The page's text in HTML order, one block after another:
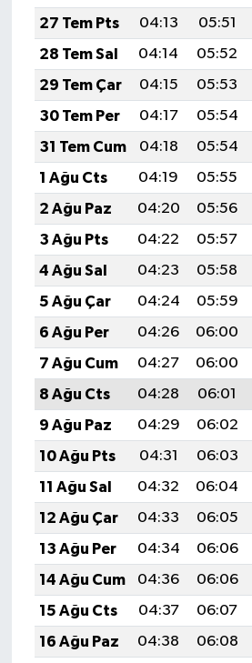
27 Tem Pts
04:13 05:51
28 Tem Sal
04:14 05:52
29 Tem Çar
04:15 05:53
30 Tem Per
04:17 05:54
31 Tem Cum
04:18 05:54
1 Ağu Cts
04:19 05:55
2 Ağu Paz
04:20 05:56
3 Ağu Pts
04:22 05:57
4 Ağu Sal
04:23 05:58
5 Ağu Çar
04:24 05:59
6 Ağu Per
04:26 06:00
7 Ağu Cum
04:27 06:00
8 Ağu Cts
04:28 06:01
9 Ağu Paz
04:29 06:02
10 Ağu Pts
04:31 06:03
11 Ağu Sal
04:32 06:04
12 Ağu Çar
04:33 06:05
13 Ağu Per
04:34 06:06
14 Ağu Cum
04:36 06:06
15 Ağu Cts
04:37 06:07
16 Ağu Paz
04:38 06:08
Resmi İlan
Rüya Tabirleri
Sağlık
Şaphane
Simav
Siyaset
Spor
Tavşanlı
Teknoloji
Türkiye
Video Galeri
Yaşam
Yemek Tarifleri